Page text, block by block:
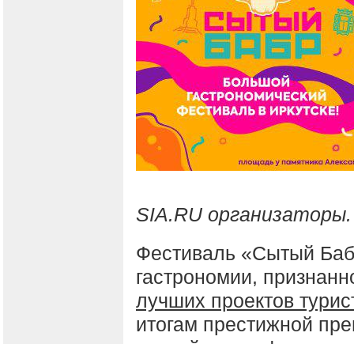
SIA.RU организаторы.
Фестиваль «Сытый
гастрономии,
лучших проектов
итогам престижной